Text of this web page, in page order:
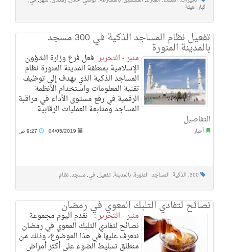
كبار, هيئة
تفعيل نظام المساجد الذكية في 300 مسجد
بالمدينة المنورة
منبر - التحرير: فعل فرع وزارة الشؤون
الإسلامية بمنطقة المدينة المنورة نظام
المساجد الذكية الذي يهدف إلى توظيف
تقنية المعلومات واستخدام الأنظمة
الرقمية في رفع مستوى الأداء في مراقبة
المساجد ومتابعة العمليات الرقابية ..
التفاصيل
أخبار 04/05/2019
300
, الذكية, المساجد, المنورة, بالمدينة, تفعيل, في, مسجد, نظام
نصائح لتفادي التلبك المعوي في رمضان
منبر - التحرير :نقدم اليوم مجموعة
نصائح لتفادي التلبك المعوي في رمضان
نتعرف عليها في هذا الموضوع، وذلك من
منطلق تسليط الضوء على أكثر أمراض